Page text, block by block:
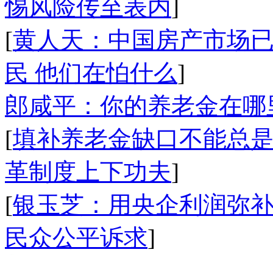
惕风险传至表内]
[黄人天：中国房产市场
民 他们在怕什么]
郎咸平：你的养老金在哪
[填补养老金缺口不能总
革制度上下功夫]
[银玉芝：用央企利润弥
民众公平诉求]